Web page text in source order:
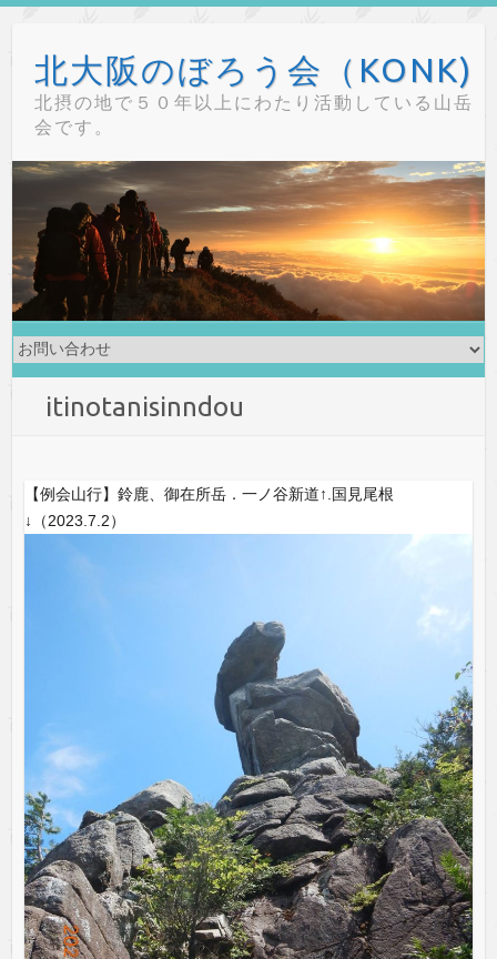
content北大阪のぼろう会（KONK)
北摂の地で５０年以上にわたり活動している山岳
会です。
itinotanisinndou
【例会山行】鈴鹿、御在所岳．一ノ谷新道↑.国見尾根
↓（2023.7.2）